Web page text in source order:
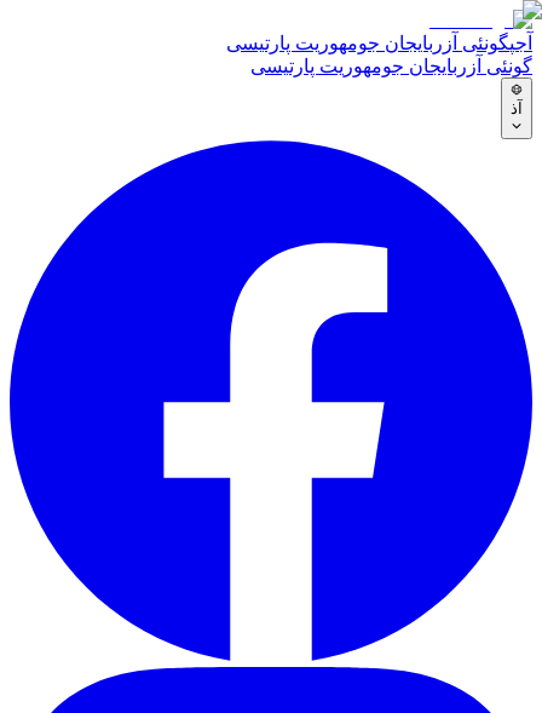
آجپگونئی آزربایجان جومهوریت پارتیسی
گونئی آزربایجان جومهوریت پارتیسی
آذ